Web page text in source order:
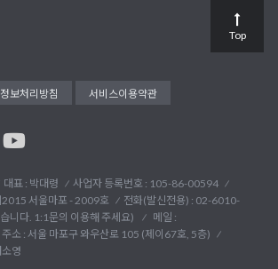
보처리방침 서비스이용약관
대표 : 박대령
사업자 등록번호 : 105-86-00594
2015 서울마포 - 2009호
전화(발신전용) : 02-6010-
니다. 1:1문의 이용해 주세요)
메일 :
주소 : 서울 마포구 와우산로 105 (제이67호, 5층)
영
Top